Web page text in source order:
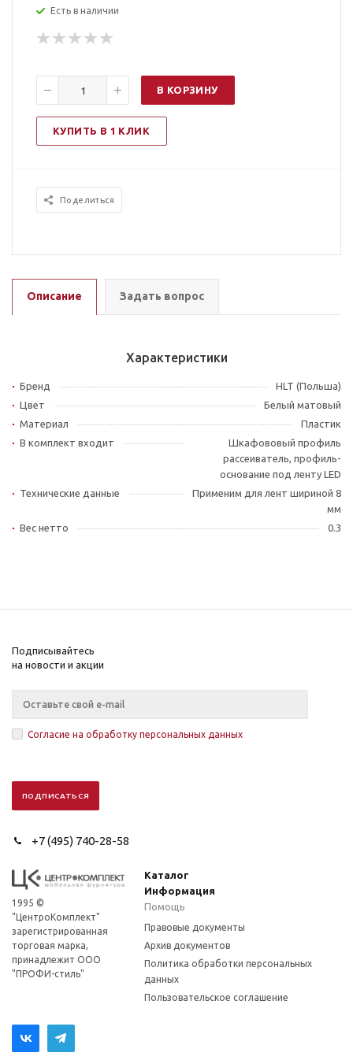
Есть в наличии
В КОРЗИНУ
КУПИТЬ В 1 КЛИК
Поделиться
Описание Задать вопрос
Характеристики
Бренд
HLT (Польша)
Цвет
Белый матовый
Материал
Пластик
В комплект входит
Шкафововый профиль
рассеиватель, профиль-
основание под ленту LED
Технические данные
Применим для лент шириной 8
мм
Вес нетто
0.3
Подписывайтесь
на новости и акции
Согласие на обработку персональных данных
+7 (495) 740-28-58
1995 ©
"ЦентроКомплект"
зарегистрированная
торговая марка,
принадлежит ООО
"ПРОФИ-стиль"
Каталог
Информация
Помощь
Правовые документы
Архив документов
Политика обработки персональных
данных
Пользовательское соглашение